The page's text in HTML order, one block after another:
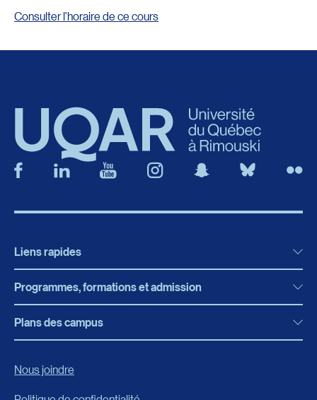
Consulter l'horaire de ce cours
Liens rapides
Actualités
Bibliothèque
Boutique en ligne
Programmes, formations et admission
Programmes, formations et admission
Plans des campus
Nous joindre